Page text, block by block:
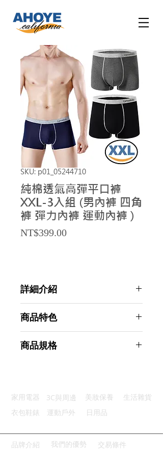
SKU: p01_05244710
純棉透氣高彈平口褲
XXL-3入組 (男內褲 四角
褲 彈力內褲 運動內褲 )
NT$399.00Price
詳細介紹
商品特色
彈力不勒：彈性腰帶鬆緊佳不勒人
商品規格
商品型號：p01_05244710
主要材質：棉
商品重量(g)：160
產地名稱：中國大陸
家用電器 3C與周邊 美妝保養
生活雜貨
衣包鞋錶
運動戶外 日用品
品牌介紹 我們的優勢 交易條件